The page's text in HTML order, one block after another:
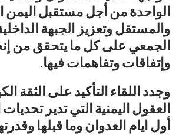
الواحدة من أجل مستقبل اليمن
والمستقل وتعزيز الجبهة
الجمعي على كل ما يتحقق من
وإتفاقات وتفاهمات فيها.
وجدد اللقاء التأكيد على الثقة
العقول اليمنية التي تدير
أول ايام العدوان وما قبلها